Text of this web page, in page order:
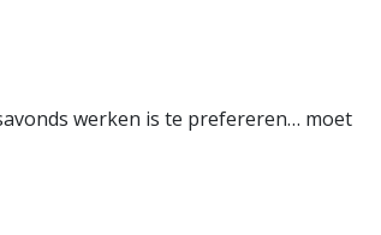
werken is te prefereren… moet